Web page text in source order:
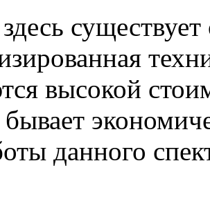
высокой
данного